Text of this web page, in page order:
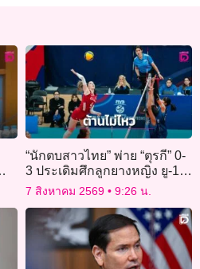
“นักตบสาวไทย” พ่าย “ตุรกี” 0-
3 ประเดิมศึกลูกยางหญิง ยู-17
ชิงแชมป์โลก 2026
7 สิงหาคม 2569 9:26 น.